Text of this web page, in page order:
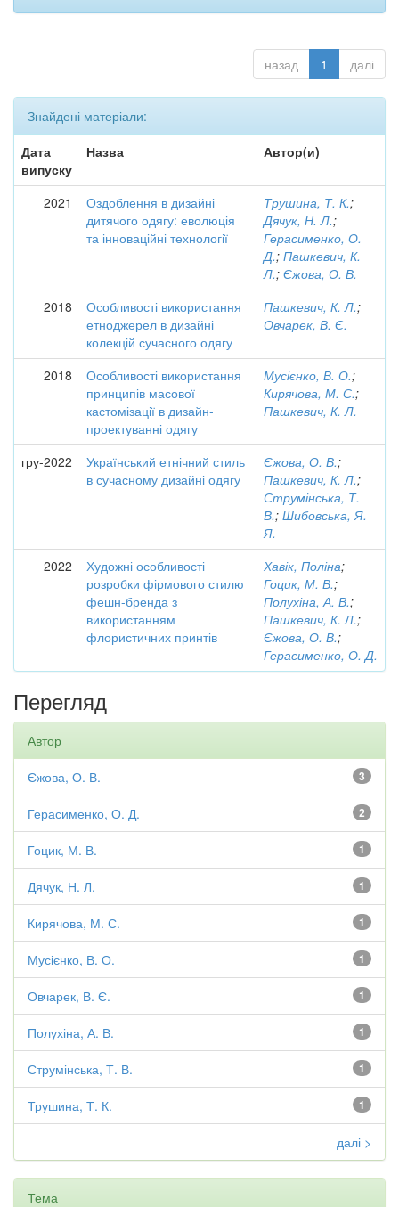
назад 1 далі
Знайдені матеріали:
Дата
випуску
Назва Автор(и)
2021
Оздоблення в дизайні
дитячого одягу: еволюція
та інноваційні технології
Трушина, Т. К.;
Дячук, Н. Л.;
Герасименко, О.
Д.; Пашкевич, К.
Л.; Єжова, О. В.
2018
Особливості використання
етноджерел в дизайні
колекцій сучасного одягу
Пашкевич, К. Л.;
Овчарек, В. Є.
2018
Особливості використання
принципів масової
кастомізації в дизайн-
проектуванні одягу
Мусієнко, В. О.;
Кирячова, М. С.;
Пашкевич, К. Л.
гру-2022
Український етнічний стиль
в сучасному дизайні одягу
Єжова, О. В.;
Пашкевич, К. Л.;
Струмінська, Т.
В.; Шибовська, Я.
Я.
2022
Художні особливості
розробки фірмового стилю
фешн-бренда з
використанням
флористичних принтів
Хавік, Поліна;
Гоцик, М. В.;
Полухіна, А. В.;
Пашкевич, К. Л.;
Єжова, О. В.;
Герасименко, О. Д.
Перегляд
Автор
3
Єжова, О. В.
2
Герасименко, О. Д.
1
Гоцик, М. В.
1
Дячук, Н. Л.
1
Кирячова, М. С.
1
Мусієнко, В. О.
1
Овчарек, В. Є.
1
Полухіна, А. В.
1
Струмінська, Т. В.
1
Трушина, Т. К.
далі >
Тема